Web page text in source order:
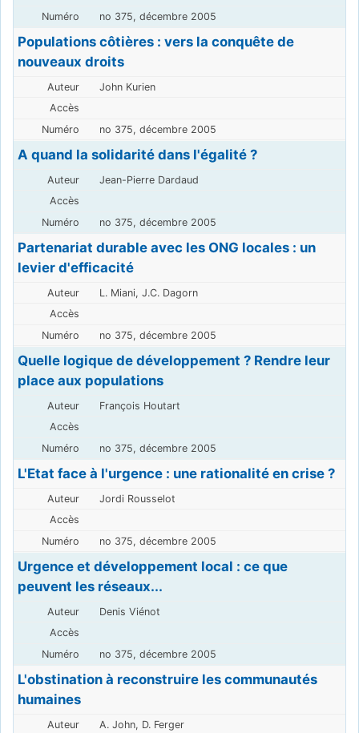
no 375, décembre 2005
Populations côtières : vers la conquête de
nouveaux droits
John Kurien
no 375, décembre 2005
A quand la solidarité dans l'égalité ?
Jean-Pierre Dardaud
no 375, décembre 2005
Partenariat durable avec les ONG locales : un
levier d'efficacité
L. Miani, J.C. Dagorn
no 375, décembre 2005
Quelle logique de développement ? Rendre leur
place aux populations
François Houtart
no 375, décembre 2005
L'Etat face à l'urgence : une rationalité en crise ?
Jordi Rousselot
no 375, décembre 2005
Urgence et développement local : ce que
peuvent les réseaux...
Denis Viénot
no 375, décembre 2005
L'obstination à reconstruire les communautés
humaines
A. John, D. Ferger